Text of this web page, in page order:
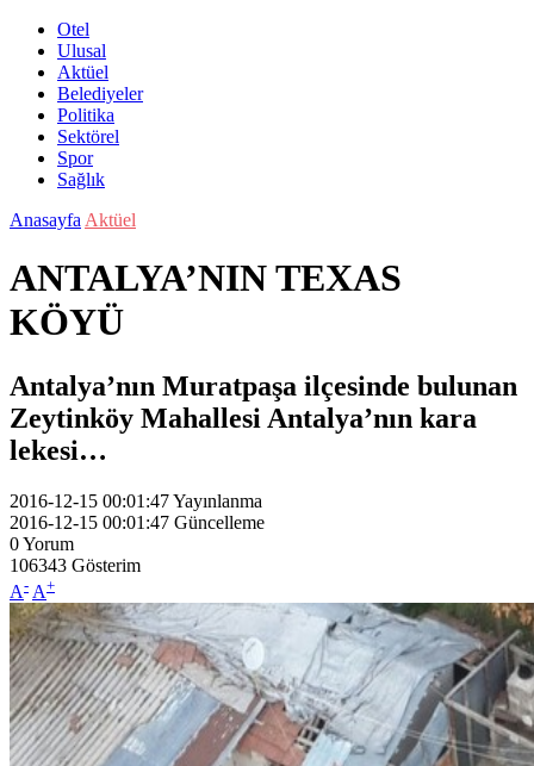
Otel
Ulusal
Aktüel
Belediyeler
Politika
Sektörel
Spor
Sağlık
Anasayfa Aktüel
ANTALYA’NIN TEXAS
KÖYÜ
Antalya’nın Muratpaşa ilçesinde bulunan
Zeytinköy Mahallesi Antalya’nın kara
lekesi…
2016-12-15 00:01:47Yayınlanma
2016-12-15 00:01:47 Güncelleme
0Yorum
106343 Gösterim
A- A+